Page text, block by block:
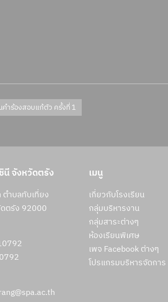
คำร้องสอบแก้ตัว ครั้งที่ 1
นี จังหวัดตรัง
ำบลทับเที่ยง
ตรัง 92000
เมนู
เกี่ยวกับโรงเรียน
กลุ่มบริหารงาน
กลุ่มสาระต่างๆ
ห้องเรียนพิเศษ
เพจ Facebook ต่างๆ
โปรแกรมบริหารจัดการ